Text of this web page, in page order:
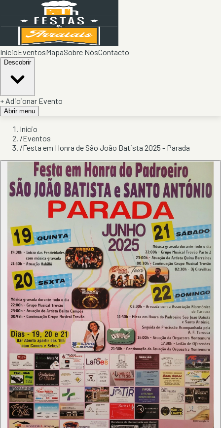
InícioEventosMapaSobre NósContacto
Descobrir
+ Adicionar Evento
Abrir menu
Início
/Eventos
/Festa em Honra de São João Batista 2025 - Parada